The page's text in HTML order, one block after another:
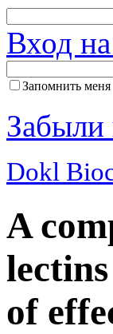
Вход
Запомнить меня
Забыли
Dokl
A
of